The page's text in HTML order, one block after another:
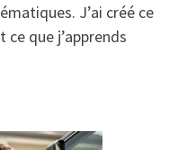
J’ai créé ce
que j’apprends